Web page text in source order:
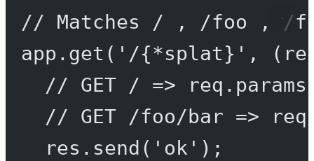
// Matches / , /foo , /
app. get ( '/{*splat}' , (
// GET / =>
// GET /foo/bar =>
res. send ( 'ok' );